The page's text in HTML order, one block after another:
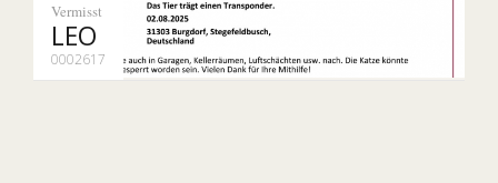
Vermisst
LEO
0002617